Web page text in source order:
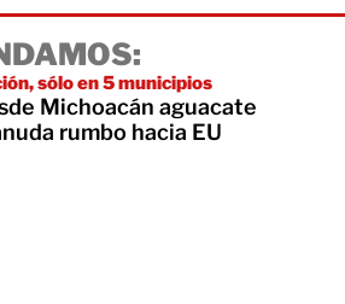
sólo en 5 municipios
Michoacán aguacate
rumbo hacia EU